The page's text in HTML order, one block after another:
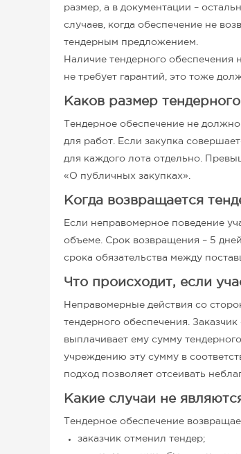
размер, а в документации –
случаев, когда обеспечение не
тендерным предложением.
Наличие тендерного обеспечения
не требует гарантий, это тоже
Каков размер
Тендерное обеспечение не
для работ. Если закупка
для каждого лота отдельно.
«О публичных закупках».
Когда возвращается
Если неправомерное поведение
объеме. Срок возвращения – 5
срока обязательства между
Что происходит, если
Неправомерные действия со
тендерного обеспечения.
выплачивает ему сумму
учреждению эту сумму в
подход позволяет отсеивать
Какие случаи не
Тендерное обеспечение
заказчик отменил тендер;